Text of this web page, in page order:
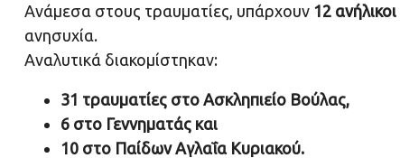
Ανάμεσα στους τραυματίες, υπάρχουν 12 ανήλικοι
ανησυχία.
Αναλυτικά διακομίστηκαν:
31 τραυματίες στο Ασκληπιείο Βούλας,
6 στο Γεννηματάς και
10 στο Παίδων Αγλαΐα Κυριακού.